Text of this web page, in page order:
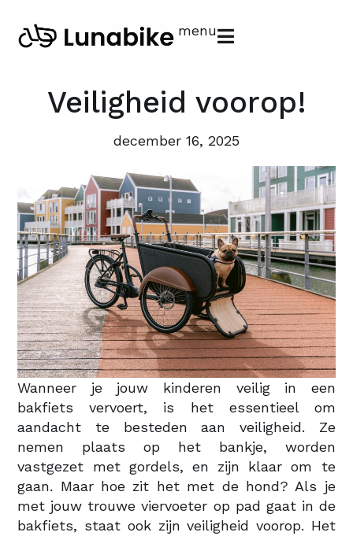
menu
Veiligheid voorop!
december 16, 2025
Wanneer je jouw kinderen veilig in een
bakfiets vervoert, is het essentieel om
aandacht te besteden aan veiligheid. Ze
nemen plaats op het bankje, worden
vastgezet met gordels, en zijn klaar om te
gaan. Maar hoe zit het met de hond? Als je
met jouw trouwe viervoeter op pad gaat in de
bakfiets, staat ook zijn veiligheid voorop. Het